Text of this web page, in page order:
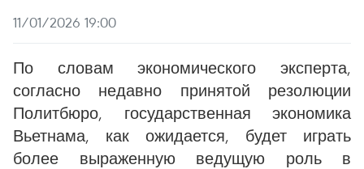
11/01/2026 19:00
По словам экономического эксперта,
согласно недавно принятой резолюции
Политбюро, государственная экономика
Вьетнама, как ожидается, будет играть
более выраженную ведущую роль в